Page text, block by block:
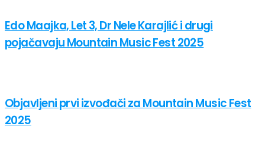
Edo Maajka, Let 3, Dr Nele Karajlić i drugi
pojačavaju Mountain Music Fest 2025
Objavljeni prvi izvođači za Mountain Music Fest
2025